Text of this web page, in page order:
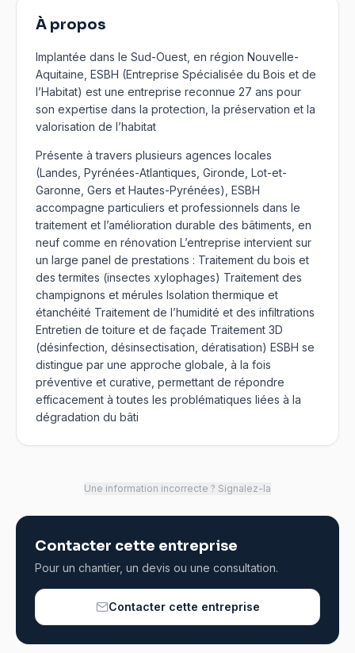
À propos
Implantée dans le Sud-Ouest, en région Nouvelle-
Aquitaine, ESBH (Entreprise Spécialisée du Bois et de
l’Habitat) est une entreprise reconnue 27 ans pour
son expertise dans la protection, la préservation et la
valorisation de l’habitat
Présente à travers plusieurs agences locales
(Landes, Pyrénées-Atlantiques, Gironde, Lot-et-
Garonne, Gers et Hautes-Pyrénées), ESBH
accompagne particuliers et professionnels dans le
traitement et l’amélioration durable des bâtiments, en
neuf comme en rénovation L’entreprise intervient sur
un large panel de prestations : Traitement du bois et
des termites (insectes xylophages) Traitement des
champignons et mérules Isolation thermique et
étanchéité Traitement de l’humidité et des infiltrations
Entretien de toiture et de façade Traitement 3D
(désinfection, désinsectisation, dératisation) ESBH se
distingue par une approche globale, à la fois
préventive et curative, permettant de répondre
efficacement à toutes les problématiques liées à la
dégradation du bâti
Une information incorrecte ? Signalez-la
Contacter cette entreprise
Pour un chantier, un devis ou une consultation.
Contacter cette entreprise